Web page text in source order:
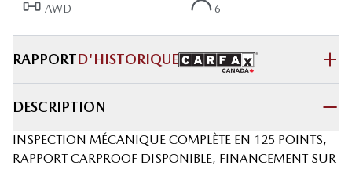
AWD
6
RAPPORTD'HISTORIQUE
DESCRIPTION
INSPECTION MÉCANIQUE COMPLÈTE EN 125 POINTS,
RAPPORT CARPROOF DISPONIBLE, FINANCEMENT SUR